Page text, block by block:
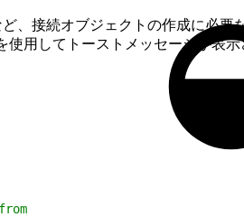
ど、接続オブジェクトの作成に必要
使用してトーストメッセージが表